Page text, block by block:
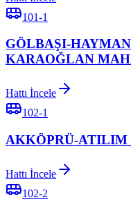
101-1
GÖLBAŞI-
KARAOĞLAN
Hattı İncele
102-1
AKKÖPRÜ-ATILIM
Hattı İncele
102-2